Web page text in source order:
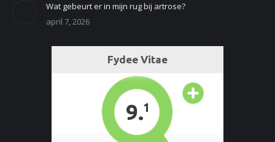
Wat gebeurt er in mijn rug bij artrose?
april 7, 2026